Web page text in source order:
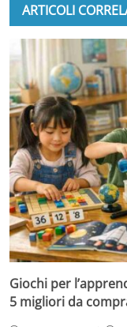
ARTICOLI
Giochi per
5 migliori da